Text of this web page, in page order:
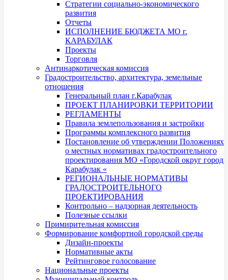
Стратегии социально-экономического
развития
Отчеты
ИСПОЛНЕНИЕ БЮДЖЕТА МО г.
КАРАБУЛАК
Проекты
Торговля
Антинаркотическая комиссия
Градостроительство, архитектура, земельные
отношения
Генеральный план г.Карабулак
ПРОЕКТ ПЛАНИРОВКИ ТЕРРИТОРИИ
РЕГЛАМЕНТЫ
Правила землепользования и застройки
Программы комплексного развития
Постановление об утверждении Положениях
о местных нормативах градостроительного
проектирования МО «Городской округ город
Карабулак «
РЕГИОНАЛЬНЫЕ НОРМАТИВЫ
ГРАДОСТРОИТЕЛЬНОГО
ПРОЕКТИРОВАНИЯ
Контрольно – надзорная деятельность
Полезные ссылки
Примирительная комиссия
Формирование комфортной городской среды
Дизайн-проекты
Нормативные акты
Рейтинговое голосование
Национальные проекты